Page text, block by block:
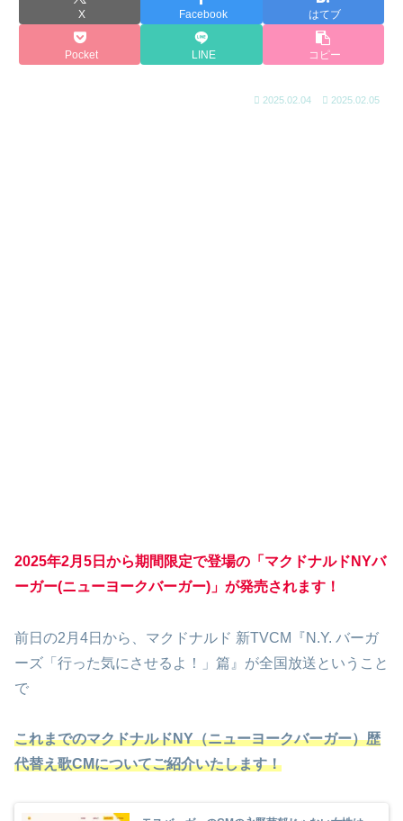
X Facebook はてブ
Pocket LINE コピー
2025.02.04 2025.02.05
2025年2月5日から期間限定で登場の「マクドナルドNYバ
ーガー(ニューヨークバーガー)」が発売されます！
前日の2月4日から、マクドナルド 新TVCM『N.Y. バーガ
ーズ「行った気にさせるよ！」篇』が全国放送ということ
で
これまでのマクドナルドNY（ニューヨークバーガー）歴
代替え歌CMについてご紹介いたします！